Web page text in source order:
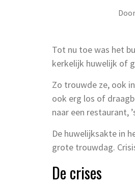
Door
Tot nu toe was het
kerkelijk huwelijk of
Zo trouwde ze, ook
ook erg los of
naar een restaurant,
De huwelijksakte in
grote trouwdag.
De crises